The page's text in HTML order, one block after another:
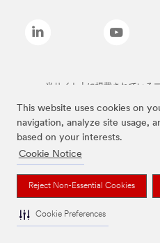
This website uses cookies on
navigation, analyze site usage,
based on your interests.
Cookie Notice
Reject Non-Essential Cookies
Cookie Preferences
当サイト上に掲載されている